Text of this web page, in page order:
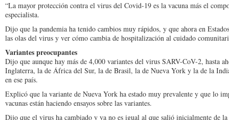
“La mayor protección contra el virus del Covid-19 es la vacuna más el
especialista.
Dijo que la pandemia ha tenido cambios muy rápidos, y que ahora en
las olas del virus y ver cómo cambia de hospitalización al cuidado
Variantes preocupantes
Dijo que aunque hay más de 4,000 variantes del virus SARV-CoV-2, hasta
Inglaterra, la de África del Sur, la de Brasil, la de Nueva York y la de la
en ese país.
Explicó que la variante de Nueva York ha estado muy prevalente y que lo
vacunas están haciendo ensayos sobre las variantes.
Dijo que el virus ha cambiado y ya no es igual al que salió inicialmente de